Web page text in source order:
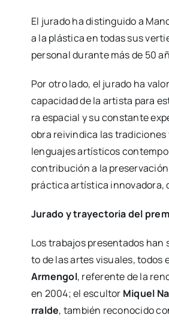
El jura­do ha dis­tin­gui­do a
a la plás­ti­ca en todas sus
per­so­nal duran­te más de 50
Por otro lado, el jura­do ha
capa­ci­dad de la artis­ta para
ra espa­cial y su cons­tan­te
obra rei­vin­di­ca las
len­gua­jes artís­ti­cos
con­tri­bu­ción a la
prác­ti­ca artís­ti­ca inno­va­do­ra,
Jura­do y tra­yec­to­ria del
Los tra­ba­jos pre­sen­ta­dos
to de las artes visua­les,
Armen­gol, refe­ren­te de la
en 2004; el escul­tor Miquel
rral­de, tam­bién reco­no­ci­do